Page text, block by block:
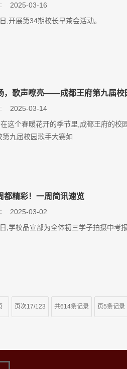
2025-03-16
,开展第34期校长早茶会活动。
，歌声嘹亮——成都王府第九届校
2025-03-14
这个春暖花开的季节里,成都王府的校
第九届校园歌手大赛如
都精彩！一周简讯速览
2025-03-02
,学校品宣部为全体初三学子拍摄中考报
页次17/123 共614条记录 页5条记录